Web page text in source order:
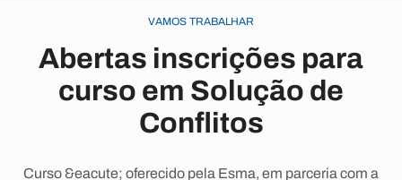
VAMOS TRABALHAR
Abertas inscrições para
curso em Solução de
Conflitos
Curso &eacute; oferecido pela Esma, em parceria com a